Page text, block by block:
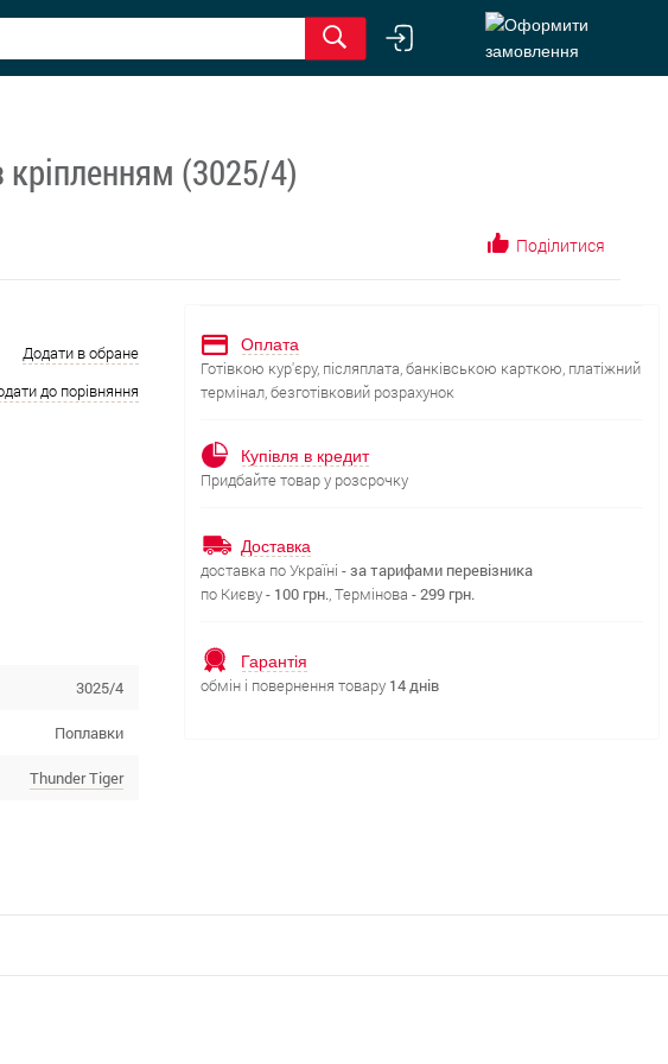
кріпленням (3025/4)
Поділитися
Додати в обране
до порівняння
3025/4
Поплавки
Thunder Tiger
Оплата
Готівкою кур'єру, післяплата, банківською карткою, платіжний
термінал, безготівковий розрахунок
Купівля в кредит
Придбайте товар у розсрочку
Доставка
доставка по Україні -за тарифами перевізника
по Києву - 100 грн., Термінова -299 грн.
Гарантія
обмін і повернення товару 14 днів